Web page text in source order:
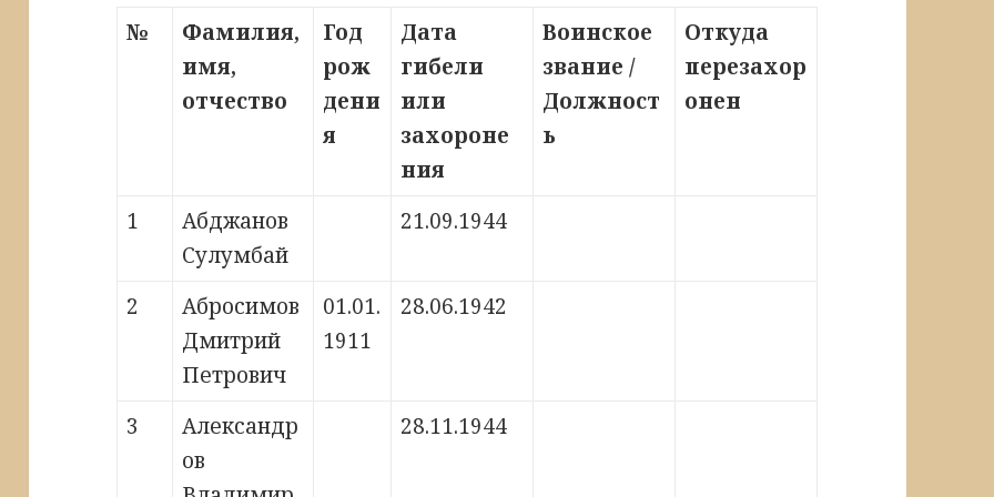
№
Фамилия,
имя,
отчество
Год
рож
дени
я
Дата
гибели
или
захороне
ния
Воинское
звание /
Должност
ь
Откуда
перезахор
онен
1
Абджанов
Сулумбай
21.09.1944
2
Абросимов
Дмитрий
Петрович
01.01.
1911
28.06.1942
3
Александр
ов
28.11.1944